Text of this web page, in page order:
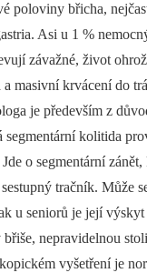
poloviny břicha,
Asi u 1 %
závažné, život
a masivní krvácení do
je především z
segmentární kolitida
o segmentární
tračník. Může
u seniorů je její
nepravidelnou
vyšetření je